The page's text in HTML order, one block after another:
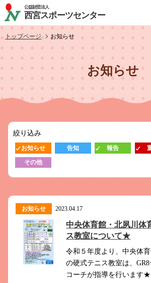
公益財団法人
西宮スポーツセンター
トップページ お知らせ
お知らせ
絞り込み
お知らせ 告知 報告
その他
お知らせ 2023.04.17
中央体育館・北夙川体
ス教室について★
令和５年度より、中央体
の硬式テニス教室は、
コーチが指導を行います★
ログイン
ID（メールアドレス）
パスワード
パスワードは半角数字、英小文字、英
すべてを含む6文字以上
このホームページで会員登録が
ログイン
このホームページで会員登録が
新規会員登録